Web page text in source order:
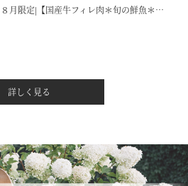
８月限定|【国産牛フィレ肉＊旬の鮮魚＊夏野菜】４万円相当のフルコース試食付きビックフェア！
詳しく見る